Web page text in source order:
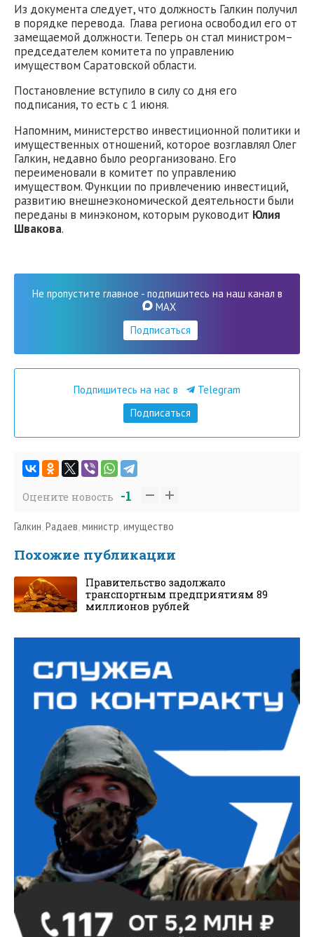
Из документа следует, что должность Галкин получил
в порядке перевода. Глава региона освободил его от
замещаемой должности. Теперь он стал министром–
председателем комитета по управлению
имуществом Саратовской области.
Постановление вступило в силу со дня его
подписания, то есть с 1 июня.
Напомним, министерство инвестиционной политики и
имущественных отношений, которое возглавлял Олег
Галкин, недавно было реорганизовано. Его
переименовали в комитет по управлению
имуществом. Функции по привлечению инвестиций,
развитию внешнеэкономической деятельности были
переданы в минэконом, которым руководит Юлия
Швакова.
Не пропустите главное - подпишитесь на наш канал в
MAX
Подписаться
Подпишитесь на нас в
Telegram
Подписаться
Оцените новость -1
Галкин,Радаев,министр,имущество
Похожие публикации
Правительство задолжало
транспортным предприятиям 89
миллионов рублей